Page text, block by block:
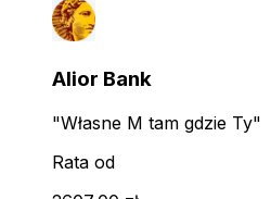
Alior Bank
"Własne M tam gdzie Ty"
Rata od